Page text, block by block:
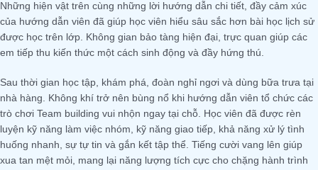
Những hiện vật trên cùng những lời hướng dẫn chi tiết, đầy cảm xúc
của hướng dẫn viên đã giúp học viên hiểu sâu sắc hơn bài học lịch sử
được học trên lớp. Không gian bảo tàng hiện đại, trực quan giúp các
em tiếp thu kiến thức một cách sinh động và đầy hứng thú.
Sau thời gian học tập, khám phá, đoàn nghỉ ngơi và dùng bữa trưa tại
nhà hàng. Không khí trở nên bùng nổ khi hướng dẫn viên tổ chức các
trò chơi Team building vui nhộn ngay tại chỗ. Học viên đã được rèn
luyện kỹ năng làm việc nhóm, kỹ năng giao tiếp, khả năng xử lý tình
huống nhanh, sự tự tin và gắn kết tập thể. Tiếng cười vang lên giúp
xua tan mệt mỏi, mang lại năng lượng tích cực cho chặng hành trình